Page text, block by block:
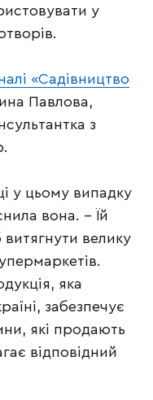
у
«Садівництво
Павлова,
з
у цьому випадку
вона. – Їй
велику
яка
забезпечує
які продають
відповідний